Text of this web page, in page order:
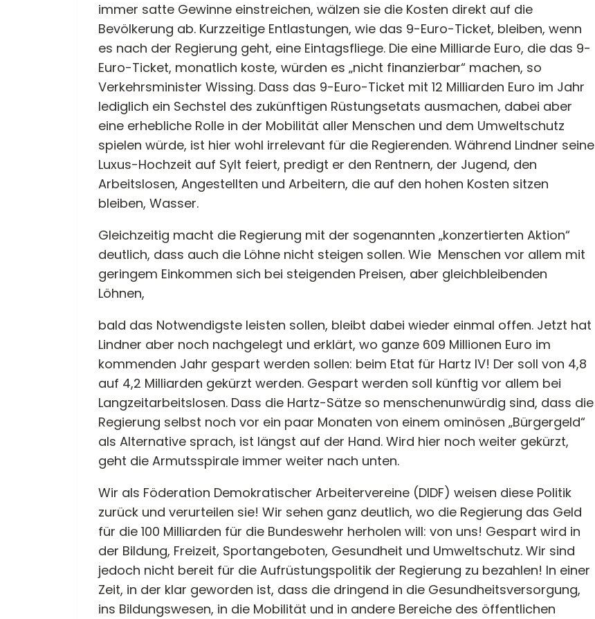
immer satte Gewinne einstreichen, wälzen sie die Kosten direkt auf die
Bevölkerung ab. Kurzzeitige Entlastungen, wie das 9-Euro-Ticket, bleiben, wenn
es nach der Regierung geht, eine Eintagsfliege. Die eine Milliarde Euro, die das 9-
Euro-Ticket, monatlich koste, würden es „nicht finanzierbar“ machen, so
Verkehrsminister Wissing. Dass das 9-Euro-Ticket mit 12 Milliarden Euro im Jahr
lediglich ein Sechstel des zukünftigen Rüstungsetats ausmachen, dabei aber
eine erhebliche Rolle in der Mobilität aller Menschen und dem Umweltschutz
spielen würde, ist hier wohl irrelevant für die Regierenden. Während Lindner seine
Luxus-Hochzeit auf Sylt feiert, predigt er den Rentnern, der Jugend, den
Arbeitslosen, Angestellten und Arbeitern, die auf den hohen Kosten sitzen
bleiben, Wasser.
Gleichzeitig macht die Regierung mit der sogenannten „konzertierten Aktion“
deutlich, dass auch die Löhne nicht steigen sollen. Wie Menschen vor allem mit
geringem Einkommen sich bei steigenden Preisen, aber gleichbleibenden
Löhnen,
bald das Notwendigste leisten sollen, bleibt dabei wieder einmal offen. Jetzt hat
Lindner aber noch nachgelegt und erklärt, wo ganze 609 Millionen Euro im
kommenden Jahr gespart werden sollen: beim Etat für Hartz IV! Der soll von 4,8
auf 4,2 Milliarden gekürzt werden. Gespart werden soll künftig vor allem bei
Langzeitarbeitslosen. Dass die Hartz-Sätze so menschenunwürdig sind, dass die
Regierung selbst noch vor ein paar Monaten von einem ominösen „Bürgergeld“
als Alternative sprach, ist längst auf der Hand. Wird hier noch weiter gekürzt,
geht die Armutsspirale immer weiter nach unten.
Wir als Föderation Demokratischer Arbeitervereine (DIDF) weisen diese Politik
zurück und verurteilen sie! Wir sehen ganz deutlich, wo die Regierung das Geld
für die 100 Milliarden für die Bundeswehr herholen will: von uns! Gespart wird in
der Bildung, Freizeit, Sportangeboten, Gesundheit und Umweltschutz. Wir sind
jedoch nicht bereit für die Aufrüstungspolitik der Regierung zu bezahlen! In einer
Zeit, in der klar geworden ist, dass die dringend in die Gesundheitsversorgung,
ins Bildungswesen, in die Mobilität und in andere Bereiche des öffentlichen